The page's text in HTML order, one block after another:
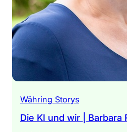
Währing Storys
Die KI und wir | Barbara